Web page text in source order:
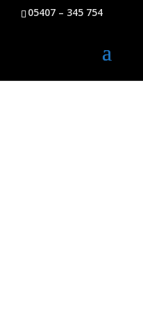
05407 – 345 754